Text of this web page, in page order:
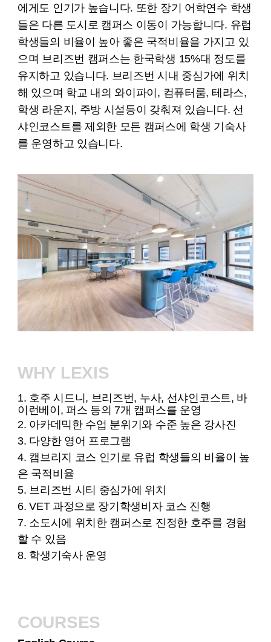
에게도 인기가 높습니다. 또한 장기 어학연수 학생
들은 다른 도시로 캠퍼스 이동이 가능합니다. 유럽
학생들의 비율이 높아 좋은 국적비율을 가지고 있
으며 브리즈번 캠퍼스는 한국학생 15%대 정도를
유지하고 있습니다. 브리즈번 시내 중심가에 위치
해 있으며 학교 내의 와이파이, 컴퓨터룸, 테라스,
학생 라운지, 주방 시설등이 갖춰져 있습니다. 선
샤인코스트를 제외한 모든 캠퍼스에 학생 기숙사
를 운영하고 있습니다.
WHY LEXIS
1. 호주 시드니, 브리즈번, 누사, 선샤인코스트, 바
이런베이, 퍼스 등의 7개 캠퍼스를 운영
2. 아카데믹한 수업 분위기와 수준 높은 강사진
3. 다양한 영어 프로그램
4. 캠브리지 코스 인기로 유럽 학생들의 비율이 높
은 국적비율
5. 브리즈번 시티 중심가에 위치
6. VET 과정으로 장기학생비자 코스 진행
7. 소도시에 위치한 캠퍼스로 진정한 호주를 경험
할 수 있음
8. 학생기숙사 운영
COURSES